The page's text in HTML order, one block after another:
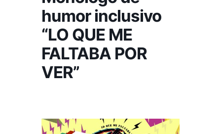
humor inclusivo
“LO QUE ME
FALTABA POR
VER”